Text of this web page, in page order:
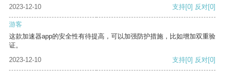
2023-12-10 支持[0] 反对[0]
游客
这款加速器app的安全性有待提高，可以加强防护措施，比如增加双重验
证。
2023-12-10
支持[0] 反对[0]